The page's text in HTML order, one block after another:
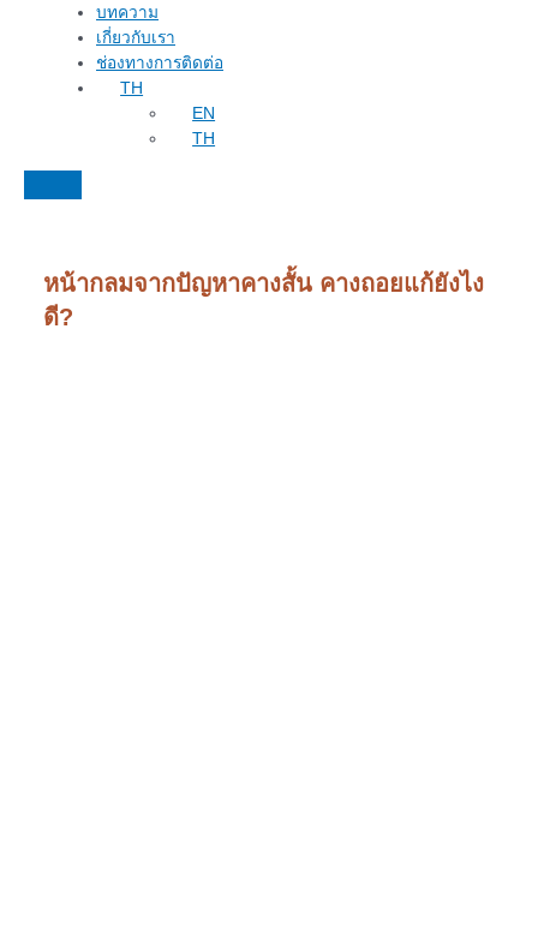
บทความ
เกี่ยวกับเรา
ช่องทางการติดต่อ
TH
EN
TH
หน้ากลมจากปัญหาคางสั้น คางถอยแก้ยังไง
ดี?